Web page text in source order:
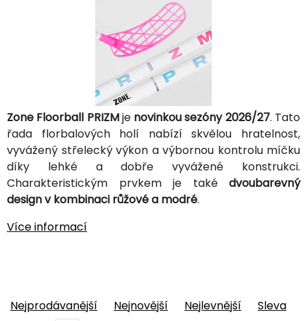
Zone Floorball PRIZMje novinkou sezóny 2026/27. Tato
řada florbalových holí nabízí skvělou hratelnost,
vyvážený střelecký výkon a výbornou kontrolu míčku
díky lehké a dobře vyvážené konstrukci.
Charakteristickým prvkem je také dvoubarevný
design v kombinaci růžové a modré.
Více informací
Nejprodávanější Nejnovější Nejlevnější
Sleva